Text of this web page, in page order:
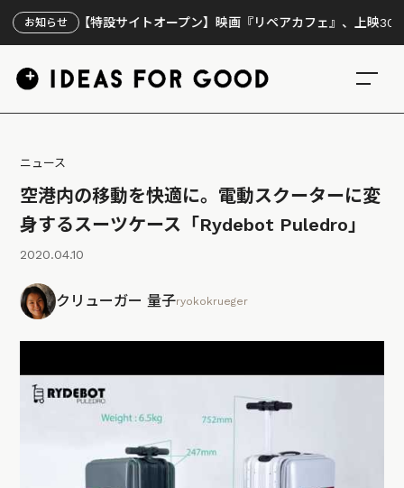
お知らせ
【特設サイトオープン】映画『リペアカフェ』、上映300回の先
ニュース
空港内の移動を快適に。電動スクーターに変
身するスーツケース「Rydebot Puledro」
2020.04.10
クリューガー 量子ryokokrueger